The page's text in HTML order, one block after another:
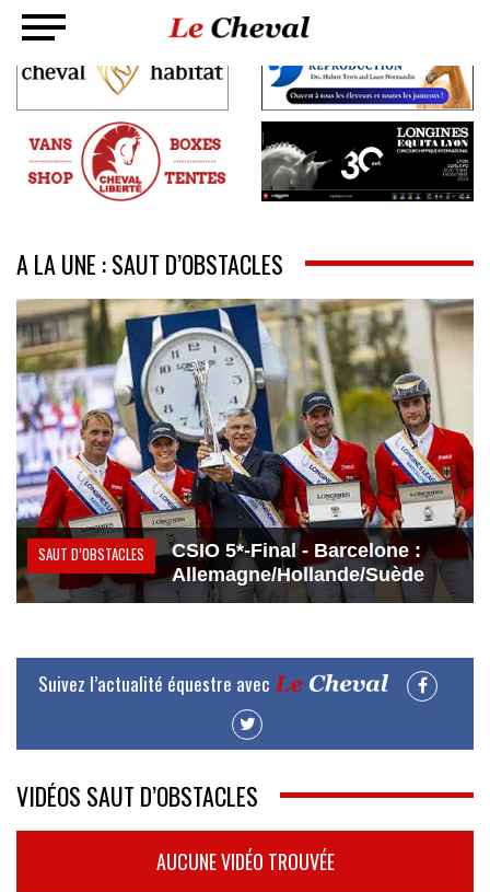
A LA UNE : SAUT D’OBSTACLES
SAUT D’OBSTACLES
CSIO 5*-Final - Barcelone :
Allemagne/Hollande/Suède
Suivez l’actualité équestre avec
VIDÉOS SAUT D’OBSTACLES
AUCUNE VIDÉO TROUVÉE